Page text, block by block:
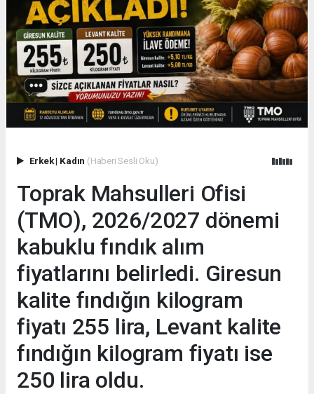
Erkek| Kadın (Haberi Sesli Oku)
Toprak Mahsulleri Ofisi
(TMO), 2026/2027 dönemi
kabuklu fındık alım
fiyatlarını belirledi. Giresun
kalite fındığın kilogram
fiyatı 255 lira, Levant kalite
fındığın kilogram fiyatı ise
250 lira oldu.